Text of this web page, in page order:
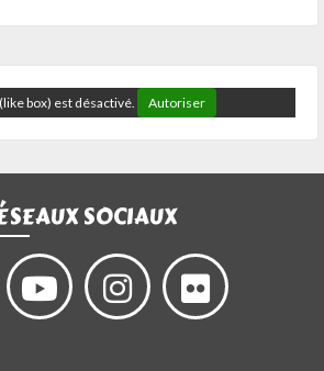
box) est désactivé. Autoriser
SOCIAUX